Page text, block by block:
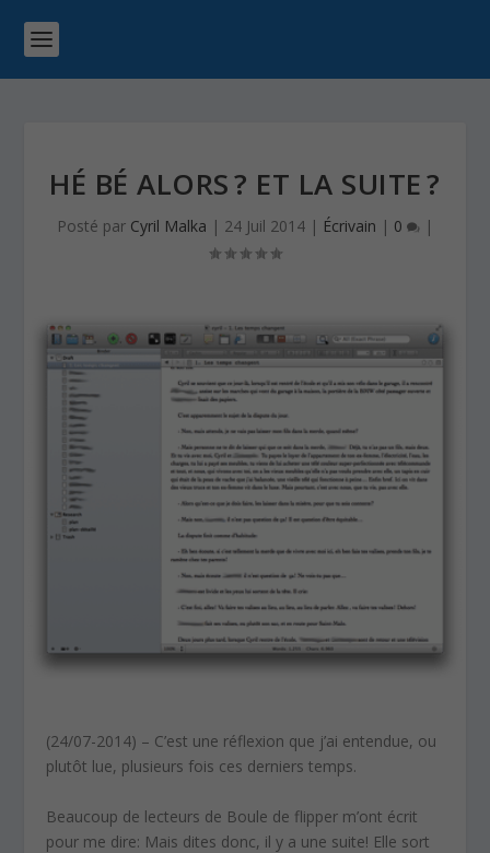
HÉ BÉ ALORS ? ET LA SUITE ?
Posté par Cyril Malka | 24 Juil 2014 | Écrivain | 0 |
(24/07-2014) – C’est une réflexion que j’ai entendue, ou
plutôt lue, plusieurs fois ces derniers temps.
Beaucoup de lecteurs de Boule de flipper m’ont écrit
pour me dire: Mais dites donc, il y a une suite! Elle sort